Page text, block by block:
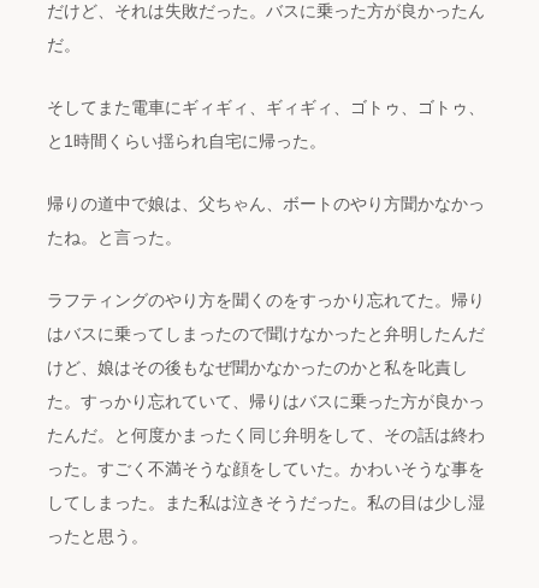
だけど、それは失敗だった。バスに乗った方が良かったん
だ。
そしてまた電車にギィギィ、ギィギィ、ゴトゥ、ゴトゥ、
と1時間くらい揺られ自宅に帰った。
帰りの道中で娘は、父ちゃん、ボートのやり方聞かなかっ
たね。と言った。
ラフティングのやり方を聞くのをすっかり忘れてた。帰り
はバスに乗ってしまったので聞けなかったと弁明したんだ
けど、娘はその後もなぜ聞かなかったのかと私を叱責し
た。すっかり忘れていて、帰りはバスに乗った方が良かっ
たんだ。と何度かまったく同じ弁明をして、その話は終わ
った。すごく不満そうな顔をしていた。かわいそうな事を
してしまった。また私は泣きそうだった。私の目は少し湿
ったと思う。